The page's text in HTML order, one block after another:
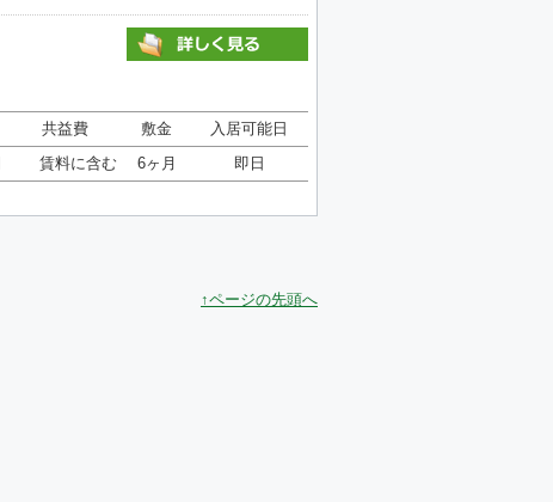
共益費 敷金
入居可能日
賃料に含む 6ヶ月 即日
↑ページの先頭へ